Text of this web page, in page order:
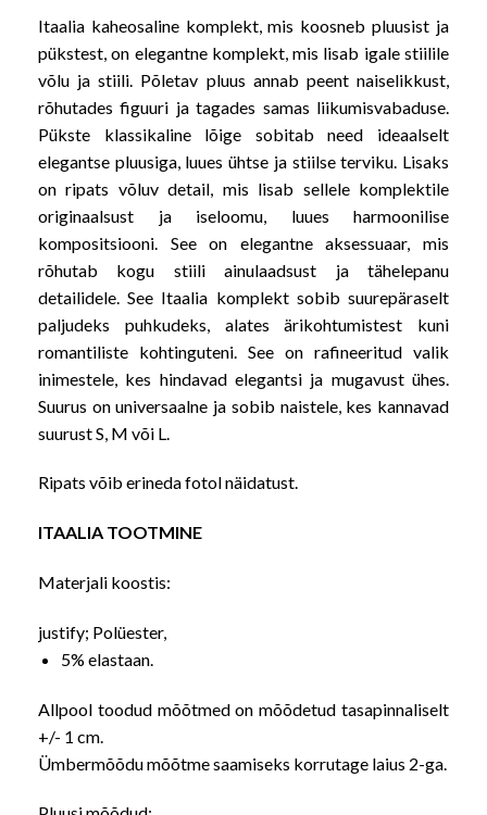
Itaalia kaheosaline komplekt, mis koosneb pluusist ja
pükstest, on elegantne komplekt, mis lisab igale stiilile
võlu ja stiili. Põletav pluus annab peent naiselikkust,
rõhutades figuuri ja tagades samas liikumisvabaduse.
Pükste klassikaline lõige sobitab need ideaalselt
elegantse pluusiga, luues ühtse ja stiilse terviku. Lisaks
on ripats võluv detail, mis lisab sellele komplektile
originaalsust ja iseloomu, luues harmoonilise
kompositsiooni. See on elegantne aksessuaar, mis
rõhutab kogu stiili ainulaadsust ja tähelepanu
detailidele. See Itaalia komplekt sobib suurepäraselt
paljudeks puhkudeks, alates ärikohtumistest kuni
romantiliste kohtinguteni. See on rafineeritud valik
inimestele, kes hindavad elegantsi ja mugavust ühes.
Suurus on universaalne ja sobib naistele, kes kannavad
suurust S, M või L.
Ripats võib erineda fotol näidatust.
ITAALIA TOOTMINE
Materjali koostis:
justify; Polüester,
5% elastaan.
Allpool toodud mõõtmed on mõõdetud tasapinnaliselt
+/- 1 cm.
Ümbermõõdu mõõtme saamiseks korrutage laius 2-ga.